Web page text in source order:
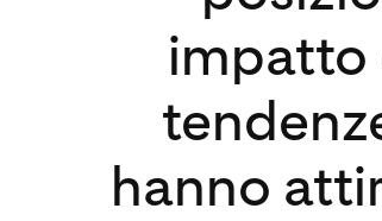
impatto
hanno